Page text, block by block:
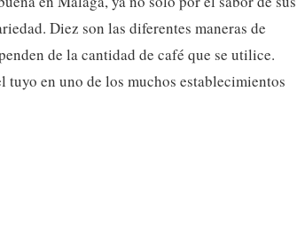
Diez son las diferentes maneras de
de la cantidad de café que se utilice.
tuyo en uno de los muchos establecimientos